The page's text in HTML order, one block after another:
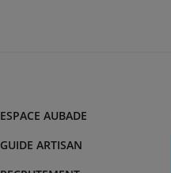
ESPACE AUBADE
GUIDE ARTISAN